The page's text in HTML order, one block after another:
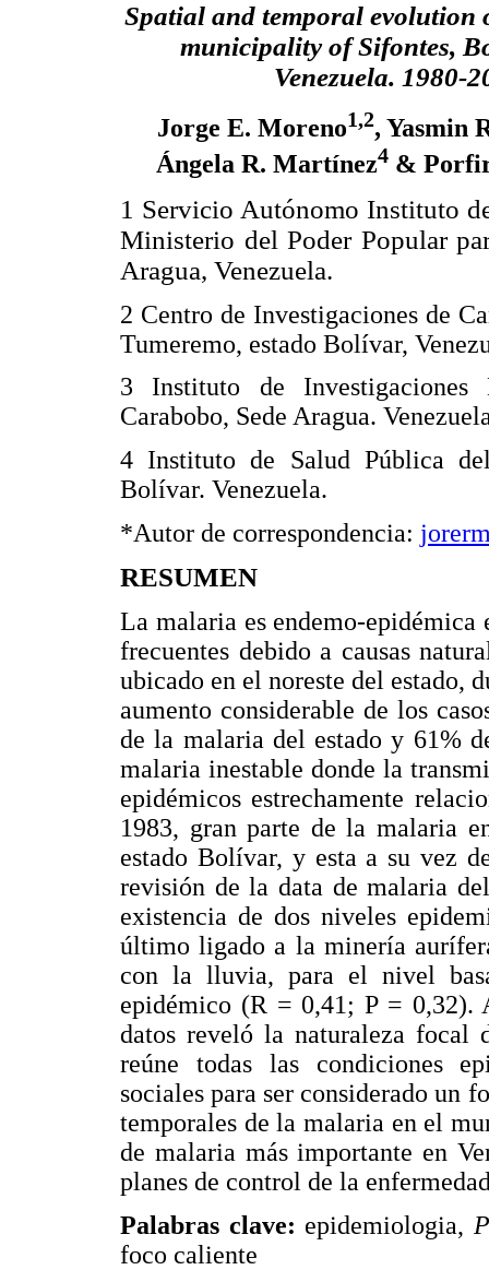
Spatial and temporal evolution
municipality of Sifontes,
Venezuela. 1980-
Jorge E. Moreno1,2, Yasmin
Ángela R. Martínez4&
1 Servicio Autónomo Instituto
Ministerio del Poder Popular
Aragua, Venezuela.
2 Centro de Investigaciones de
Tumeremo, estado Bolívar,
3 Instituto de Investigaciones
Carabobo, Sede Aragua.
4 Instituto de Salud Pública
Bolívar. Venezuela.
*Autor de correspondencia:
RESUMEN
La malaria es endemo-
frecuentes debido a causas
ubicado en el noreste del estado,
aumento considerable de los
de la malaria del estado y 61%
malaria inestable donde la
epidémicos estrechamente
1983, gran parte de la malaria
estado Bolívar, y esta a su vez
revisión de la data de malaria
existencia de dos niveles
último ligado a la minería
con la lluvia, para el nivel
epidémico (R = 0,41; P = 0,32).
datos reveló la naturaleza
reúne todas las condiciones
sociales para ser considerado un
temporales de la malaria en el
de malaria más importante en
planes de control de la
Palabras clave: epidemiologia,
foco caliente